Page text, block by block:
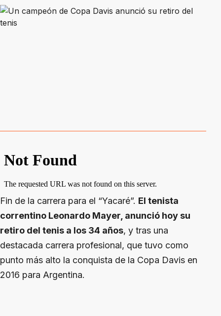
Fin de la carrera para el “Yacaré”. El tenista
correntino Leonardo Mayer, anunció hoy su
retiro del tenis a los 34 años, y tras una
destacada carrera profesional, que tuvo como
punto más alto la conquista de la Copa Davis en
2016 para Argentina.